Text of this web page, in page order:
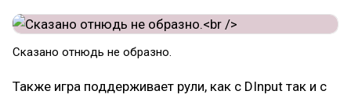
Сказано отнюдь не образно.
Также игра поддерживает рули, как с DInput так и с